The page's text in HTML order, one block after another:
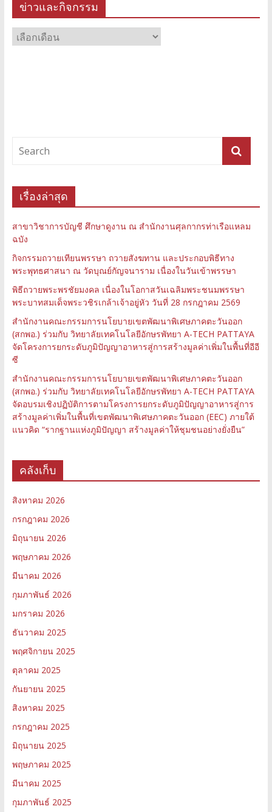
ข่าวและกิจกรรม
ข่าว
และ
เรื่องล่าสุด
สาขาวิชาการบัญชี ศึกษาดูงาน ณ สำนักงานศุลกากรท่าเรือแหลม
ฉบัง
กิจกรรมถวายเทียนพรรษา ถวายสังฆทาน และประกอบพิธีทาง
พระพุทธศาสนา ณ วัดบุณย์กัญจนาราม เนื่องในวันเข้าพรรษา
พิธีถวายพระพรชัยมงคล เนื่องในโอกาสวันเฉลิมพระชนมพรรษา
พระบาทสมเด็จพระวชิรเกล้าเจ้าอยู่หัว วันที่ 28 กรกฎาคม 2569
สำนักงานคณะกรรมการนโยบายเขตพัฒนาพิเศษภาคตะวันออก
(สกพอ.) ร่วมกับ วิทยาลัยเทคโนโลยีอักษรพัทยา A-TECH PATTAYA
จัดโครงการยกระดับภูมิปัญญาอาหารสู่การสร้างมูลค่าเพิ่มในพื้นที่อีอี
ซี
สำนักงานคณะกรรมการนโยบายเขตพัฒนาพิเศษภาคตะวันออก
(สกพอ.) ร่วมกับ วิทยาลัยเทคโนโลยีอักษรพัทยา A-TECH PATTAYA
จัดอบรมเชิงปฏิบัติการตามโครงการยกระดับภูมิปัญญาอาหารสู่การ
สร้างมูลค่าเพิ่มในพื้นที่เขตพัฒนาพิเศษภาคตะวันออก (EEC) ภายใต้
แนวคิด “รากฐานแห่งภูมิปัญญา สร้างมูลค่าให้ชุมชนอย่างยั่งยืน”
คลังเก็บ
สิงหาคม 2026
กรกฎาคม 2026
มิถุนายน 2026
พฤษภาคม 2026
มีนาคม 2026
กุมภาพันธ์ 2026
มกราคม 2026
ธันวาคม 2025
พฤศจิกายน 2025
ตุลาคม 2025
กันยายน 2025
สิงหาคม 2025
กรกฎาคม 2025
มิถุนายน 2025
พฤษภาคม 2025
มีนาคม 2025
กุมภาพันธ์ 2025